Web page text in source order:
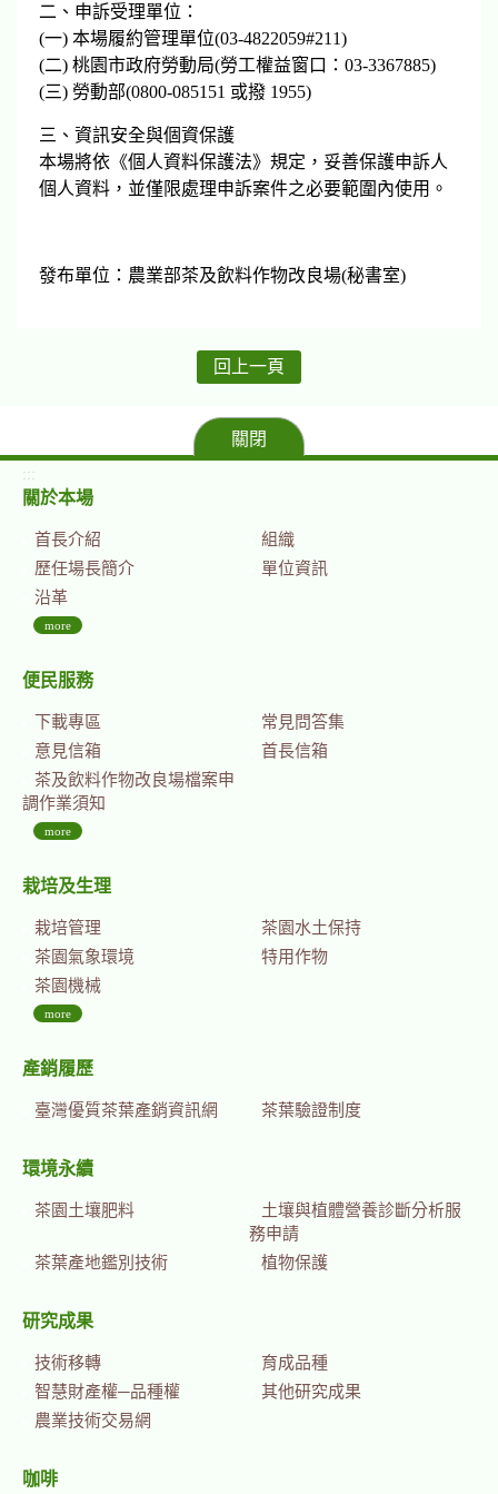
二、申訴受理單位：
(一) 本場履約管理單位(03-4822059#211)
(二) 桃園市政府勞動局(勞工權益窗口：03-3367885)
(三) 勞動部(0800-085151 或撥 1955)
三、資訊安全與個資保護
本場將依《個人資料保護法》規定，妥善保護申訴人
個人資料，並僅限處理申訴案件之必要範圍內使用。
發布單位：農業部茶及飲料作物改良場(秘書室)
回上一頁
關閉
:::
關於本場
首長介紹
組織
歷任場長簡介
單位資訊
沿革
more
便民服務
下載專區
常見問答集
意見信箱
首長信箱
茶及飲料作物改良場檔案申
調作業須知
more
栽培及生理
栽培管理
茶園水土保持
茶園氣象環境
特用作物
茶園機械
more
產銷履歷
臺灣優質茶葉產銷資訊網 茶葉驗證制度
環境永續
茶園土壤肥料
土壤與植體營養診斷分析服
務申請
茶葉產地鑑別技術
植物保護
研究成果
技術移轉
育成品種
智慧財產權─品種權
其他研究成果
農業技術交易網
咖啡